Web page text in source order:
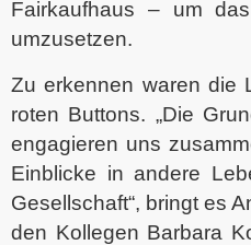
Fairkaufhaus – um
umzusetzen.
Zu erkennen waren die
roten Buttons. „Die
engagieren uns
Einblicke in andere
Gesellschaft“, bringt es
den Kollegen Barbara